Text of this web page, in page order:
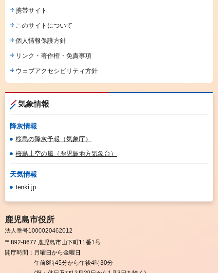
携帯サイト
このサイトについて
個人情報保護方針
リンク・著作権・免責事項
ウェブアクセシビリティ方針
気象情報
降灰情報
桜島の降灰予報（気象庁）
桜島上空の風（鹿児島地方気象台）
天気情報
tenki.jp
鹿児島市役所
法人番号1000020462012
〒892-8677 鹿児島市山下町11番1号
開庁時間： 月曜日から金曜日
午前8時45分から午後4時30分